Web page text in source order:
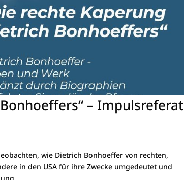
– Impulsreferat
wie Dietrich Bonhoeffer von rechten,
in den USA für ihre Zwecke umgedeutet und